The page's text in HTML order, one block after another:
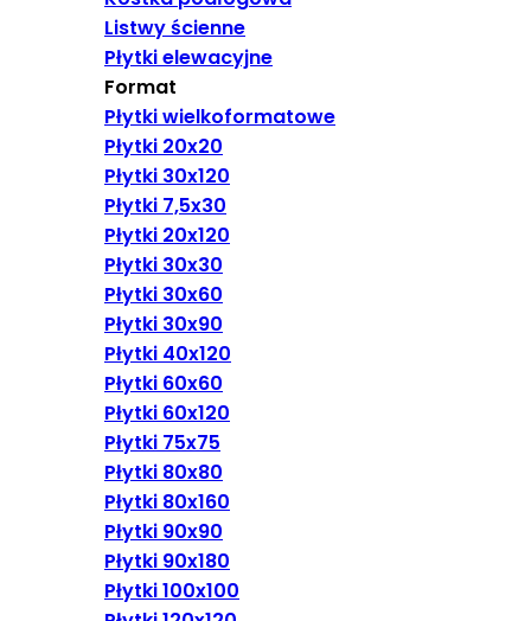
Listwy ścienne
Płytki elewacyjne
Format
Płytki wielkoformatowe
Płytki 20x20
Płytki 30x120
Płytki 7,5x30
Płytki 20x120
Płytki 30x30
Płytki 30x60
Płytki 30x90
Płytki 40x120
Płytki 60x60
Płytki 60x120
Płytki 75x75
Płytki 80x80
Płytki 80x160
Płytki 90x90
Płytki 90x180
Płytki 100x100